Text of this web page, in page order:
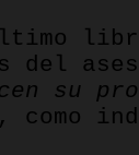
del
su
, como